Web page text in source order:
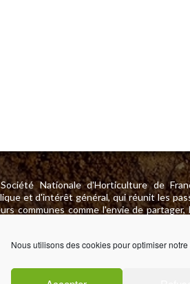
Nous utilisons des cookies pour optimiser
Nationale d'Horticulture de
et d'intérêt général, qui réunit les
communes comme l'envie de
Son objectif est de